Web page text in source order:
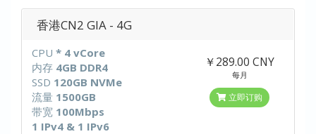
香港CN2 GIA - 4G
CPU * 4 vCore
内存 4GB DDR4
SSD 120GB NVMe
流量 1500GB
带宽 100Mbps
1 IPv4 & 1 IPv6
￥289.00 CNY
每月
立即订购